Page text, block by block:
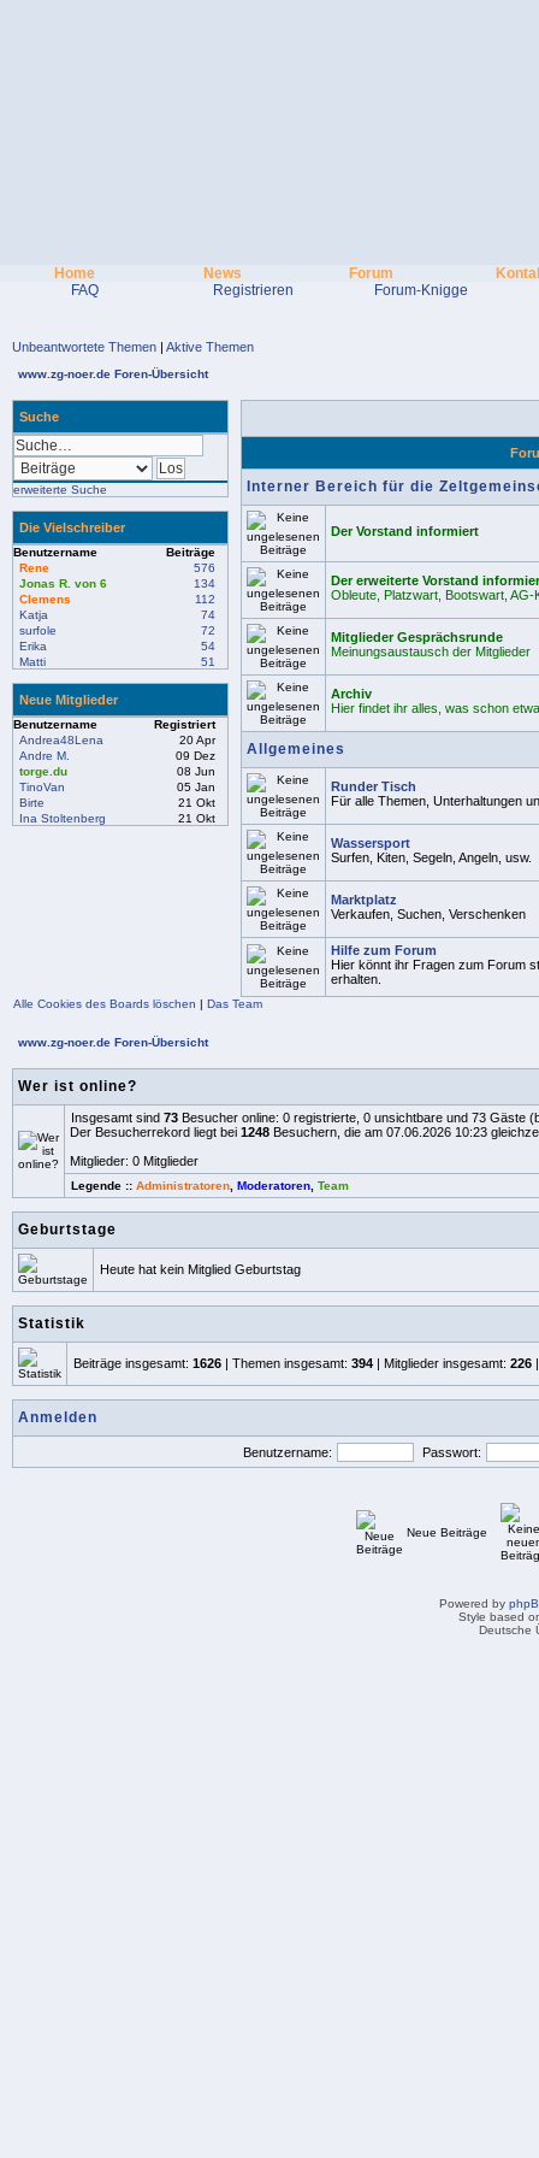
Home News Forum
FAQ
Registrieren Forum-Knigge
Unbeantwortete Themen | Aktive Themen
www.zg-noer.de Foren-Übersicht
Suche
erweiterte Suche
Die Vielschreiber
Benutzername
Beiträge
Rene
576
Jonas R. von 6
134
Clemens
112
Katja
74
surfole
72
Erika
54
Matti
51
Neue Mitglieder
Benutzername
Registriert
Andrea48Lena
20 Apr
Andre M.
09 Dez
torge.du
08 Jun
TinoVan
05 Jan
Birte
21 Okt
Ina Stoltenberg
21 Okt
Interner Bereich für die
Der Vorstand informiert
Der erweiterte Vorstand
Obleute, Platzwart, Bootswart,
Mitglieder Gesprächsrunde
Meinungsaustausch der Mitglieder
Archiv
Hier findet ihr alles, was schon
Allgemeines
Runder Tisch
Für alle Themen, Unterhaltungen
Wassersport
Surfen, Kiten, Segeln, Angeln, usw.
Marktplatz
Verkaufen, Suchen, Verschenken
Hilfe zum Forum
Hier könnt ihr Fragen zum Forum
erhalten.
Alle Cookies des Boards löschen | Das Team
www.zg-noer.de Foren-Übersicht
Wer ist online?
Insgesamt sind 73 Besucher online: 0 registrierte, 0 unsichtbare und 73 Gäste
Der Besucherrekord liegt bei 1248 Besuchern, die am 07.06.2026 10:23
Mitglieder: 0 Mitglieder
Legende :: Administratoren Moderatoren Team
Geburtstage
Heute hat kein Mitglied Geburtstag
Statistik
Beiträge insgesamt: 1626 | Themen insgesamt: 394 | Mitglieder insgesamt: 226
Anmelden
Benutzername: Passwort:
Neue Beiträge
Powered by
Style based
Deutsche